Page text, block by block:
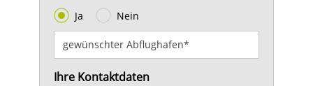
Ja Nein
Ihre Kontaktdaten